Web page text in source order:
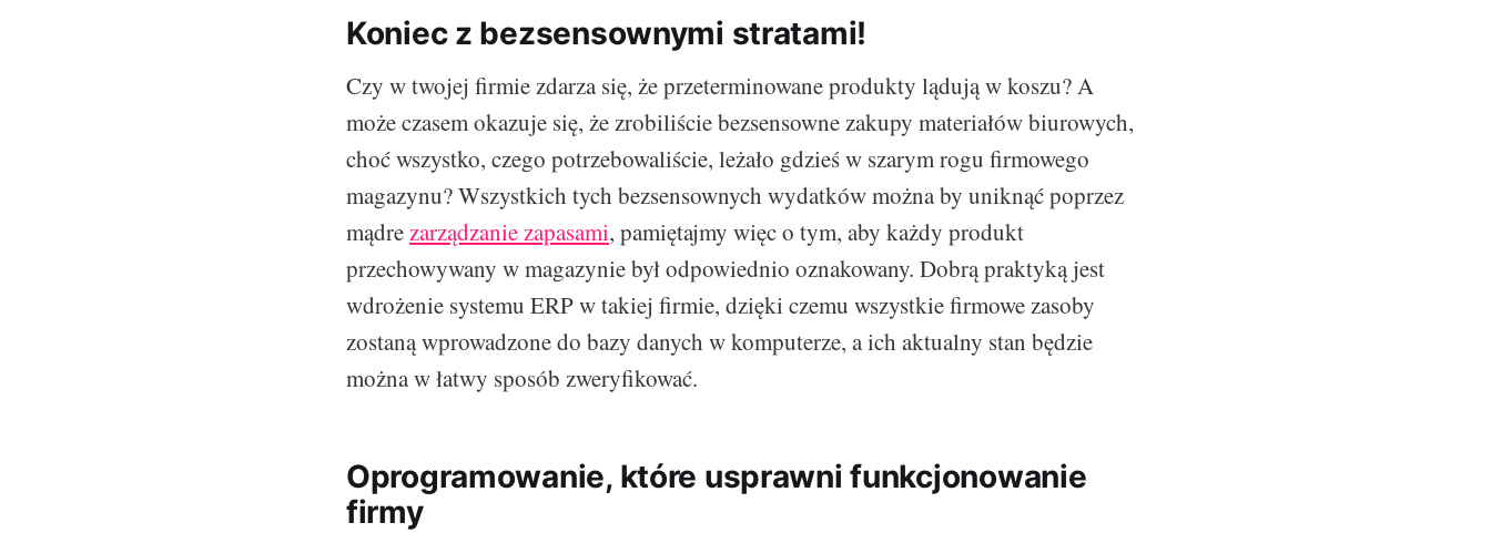
Koniec z bezsensownymi stratami!
Czy w twojej firmie zdarza się, że przeterminowane produkty lądują w koszu? A
może czasem okazuje się, że zrobiliście bezsensowne zakupy materiałów biurowych,
choć wszystko, czego potrzebowaliście, leżało gdzieś w szarym rogu firmowego
magazynu? Wszystkich tych bezsensownych wydatków można by uniknąć poprzez
mądrezarządzanie zapasami, pamiętajmy więc o tym, aby każdy produkt
przechowywany w magazynie był odpowiednio oznakowany. Dobrą praktyką jest
wdrożenie systemu ERP w takiej firmie, dzięki czemu wszystkie firmowe zasoby
zostaną wprowadzone do bazy danych w komputerze, a ich aktualny stan będzie
można w łatwy sposób zweryfikować.
Oprogramowanie, które usprawni funkcjonowanie
firmy